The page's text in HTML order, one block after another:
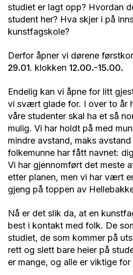
studiet er lagt opp? Hvordan
student her? Hva skjer i på
kunstfagskole?
Derfor åpner vi dørene
29.01. klokken 12.00.-15.00.
Endelig kan vi åpne for litt
vi svært glade for. I over to år
våre studenter skal ha et så
mulig. Vi har holdt på med
mindre avstand, maks
folkemunne har fått navnet:
Vi har gjennomført det meste
etter planen, men vi har vært
gjeng på toppen av
Nå er det slik da, at en
best i kontakt med folk. De
studiet, de som kommer på
rett og slett bare heier på
er mange, og alle er viktige for